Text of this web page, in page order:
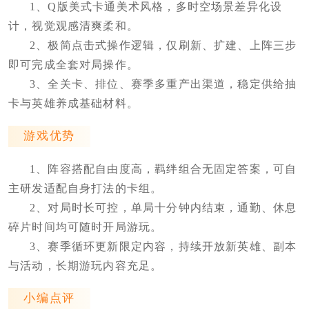
1、Q版美式卡通美术风格，多时空场景差异化设
计，视觉观感清爽柔和。
2、极简点击式操作逻辑，仅刷新、扩建、上阵三步
即可完成全套对局操作。
3、全关卡、排位、赛季多重产出渠道，稳定供给抽
卡与英雄养成基础材料。
游戏优势
1、阵容搭配自由度高，羁绊组合无固定答案，可自
主研发适配自身打法的卡组。
2、对局时长可控，单局十分钟内结束，通勤、休息
碎片时间均可随时开局游玩。
3、赛季循环更新限定内容，持续开放新英雄、副本
与活动，长期游玩内容充足。
小编点评